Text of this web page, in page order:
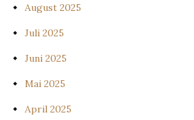
August 2025
Juli 2025
Juni 2025
Mai 2025
April 2025